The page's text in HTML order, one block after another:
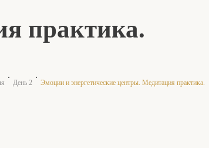
практика.
День 2 Эмоции и энергетические центры. Медитация практика.